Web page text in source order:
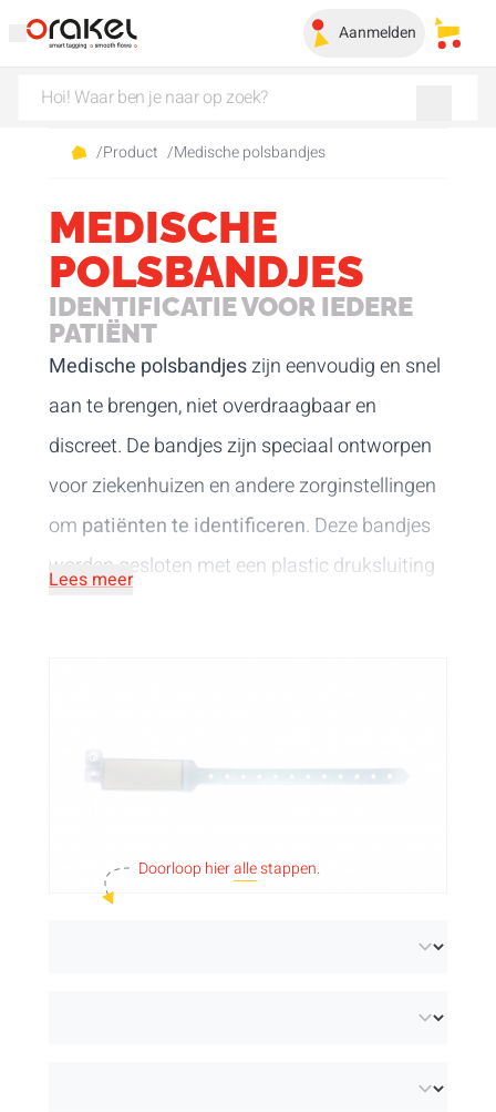
Aanmelden Mijn
/Product /Medische polsbandjes
MEDISCHE
POLSBANDJES
IDENTIFICATIE VOOR IEDERE
PATIËNT
Medische polsbandjeszijn eenvoudig en snel
aan te brengen, niet overdraagbaar en
discreet. De bandjes zijn speciaal ontworpen
voor ziekenhuizen en andere zorginstellingen
om patiënten te identificeren. Deze bandjes
worden gesloten met een plastic druksluiting
Lees meer
Doorloop hierallestappen.